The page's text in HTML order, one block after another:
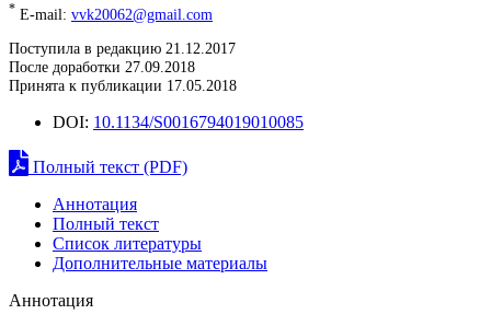
* E-mail: vvk20062@gmail.com
Поступила в редакцию 21.12.2017
После доработки 27.09.2018
Принята к публикации 17.05.2018
DOI: 10.1134/S0016794019010085
Полный текст (PDF)
Аннотация
Полный текст
Список литературы
Дополнительные материалы
Аннотация